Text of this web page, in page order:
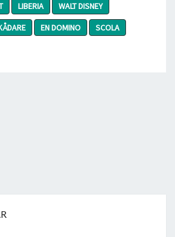
LIBERIA
WALT DISNEY
EN DOMINO
SCOLA